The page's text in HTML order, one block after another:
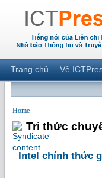
Trang chủ Về
Home
Tri thức
Intel chính thức